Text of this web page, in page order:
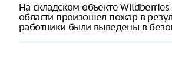
На складском объекте
области произошел пожар в
работники были выведены в